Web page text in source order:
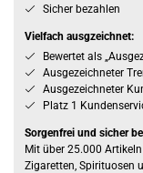
Sicher bezahlen
Vielfach ausgzeichnet:
Bewertet als
Ausgezeichneter
Ausgezeichneter
Platz 1
Sorgenfrei und sicher
Mit über 25.000
Zigaretten, Spirituosen